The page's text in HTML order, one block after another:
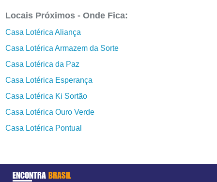
Locais Próximos - Onde Fica:
Casa Lotérica Aliança
Casa Lotérica Armazem da Sorte
Casa Lotérica da Paz
Casa Lotérica Esperança
Casa Lotérica Ki Sortão
Casa Lotérica Ouro Verde
Casa Lotérica Pontual
ENCONTRA BRASIL